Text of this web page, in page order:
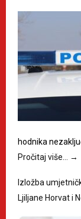
hodnika
Pročitaj više…
→
Izložba
Ljiljane Horvat i